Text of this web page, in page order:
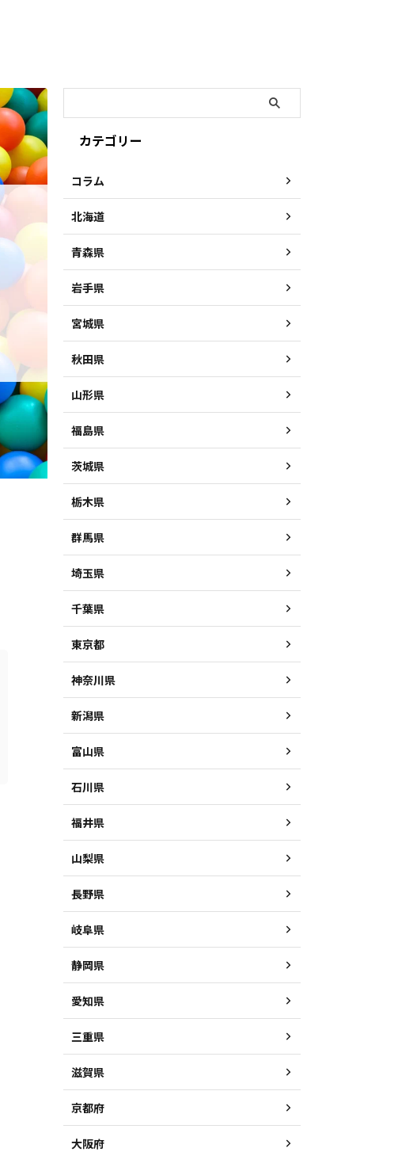
カテゴリー
コラム
北海道
青森県
岩手県
宮城県
秋田県
山形県
福島県
茨城県
栃木県
群馬県
埼玉県
千葉県
東京都
神奈川県
新潟県
富山県
石川県
福井県
山梨県
長野県
岐阜県
静岡県
愛知県
三重県
滋賀県
京都府
大阪府